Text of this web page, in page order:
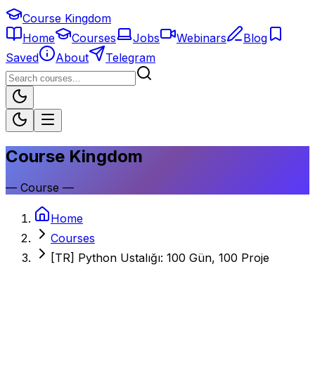
Course Kingdom
Home
Courses Jobs Webinars
Blog
Saved
About Telegram
Course Kingdom
— Course —
Home
Courses
[TR] Python Ustalığı: 100 Gün, 100 Proje